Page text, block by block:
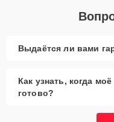
Выдаётся ли вами
Как узнать, когда
готово?